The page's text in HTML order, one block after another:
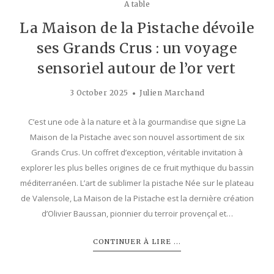
A table
La Maison de la Pistache dévoile
ses Grands Crus : un voyage
sensoriel autour de l’or vert
3 October 2025 Julien Marchand
C’est une ode à la nature et à la gourmandise que signe La
Maison de la Pistache avec son nouvel assortiment de six
Grands Crus. Un coffret d’exception, véritable invitation à
explorer les plus belles origines de ce fruit mythique du bassin
méditerranéen. L’art de sublimer la pistache Née sur le plateau
de Valensole, La Maison de la Pistache est la dernière création
d’Olivier Baussan, pionnier du terroir provençal et…
CONTINUER À LIRE ...